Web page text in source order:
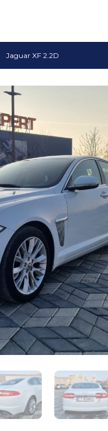
Jaguar XF 2.2D